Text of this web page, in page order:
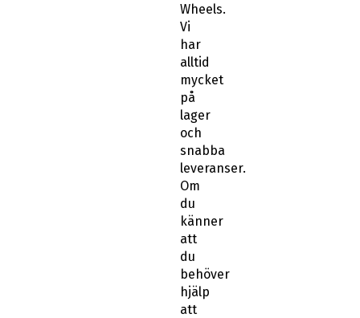
Wheels.
Vi
har
alltid
mycket
på
lager
och
snabba
leveranser.
Om
du
känner
att
du
behöver
hjälp
att